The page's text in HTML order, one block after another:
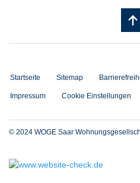
Startseite Sitemap
Impressum Cookie Einstellungen
© 2024 WOGE Saar